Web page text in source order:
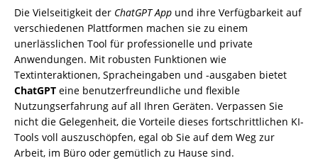
Die Vielseitigkeit der ChatGPT App und ihre Verfügbarkeit auf
verschiedenen Plattformen machen sie zu einem
unerlässlichen Tool für professionelle und private
Anwendungen. Mit robusten Funktionen wie
Textinteraktionen, Spracheingaben und -ausgaben bietet
ChatGPT eine benutzerfreundliche und flexible
Nutzungserfahrung auf all Ihren Geräten. Verpassen Sie
nicht die Gelegenheit, die Vorteile dieses fortschrittlichen KI-
Tools voll auszuschöpfen, egal ob Sie auf dem Weg zur
Arbeit, im Büro oder gemütlich zu Hause sind.